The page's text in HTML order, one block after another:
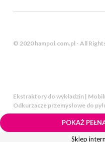
© 2020 hampol.com.pl - All
Ekstraktory do wykładzin |
Odkurzacze przemysłowe do
POKAŻ
Sklep